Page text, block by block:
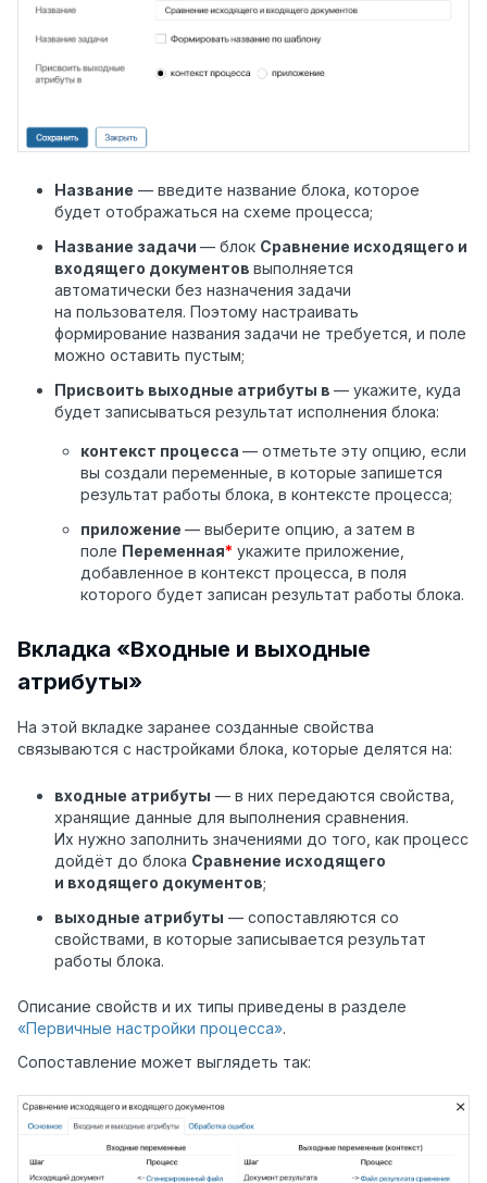
Название — введите название блока, которое
будет отображаться на схеме процесса;
Название задачи — блок Сравнение исходящего и
входящего документов выполняется
автоматически без назначения задачи
на пользователя. Поэтому настраивать
формирование названия задачи не требуется, и поле
можно оставить пустым;
Присвоить выходные атрибуты в — укажите, куда
будет записываться результат исполнения блока:
контекст процесса — отметьте эту опцию, если
вы создали переменные, в которые запишется
результат работы блока, в контексте процесса;
приложение — выберите опцию, а затем в
поле Переменная* укажите приложение,
добавленное в контекст процесса, в поля
которого будет записан результат работы блока.
Вкладка «Входные и выходные
атрибуты»
На этой вкладке заранее созданные свойства
связываются с настройками блока, которые делятся на:
входные атрибуты — в них передаются свойства,
хранящие данные для выполнения сравнения.
Их нужно заполнить значениями до того, как процесс
дойдёт до блока Сравнение исходящего
и входящего документов;
выходные атрибуты — сопоставляются со
свойствами, в которые записывается результат
работы блока.
Описание свойств и их типы приведены в разделе
«Первичные настройки процесса».
Сопоставление может выглядеть так: